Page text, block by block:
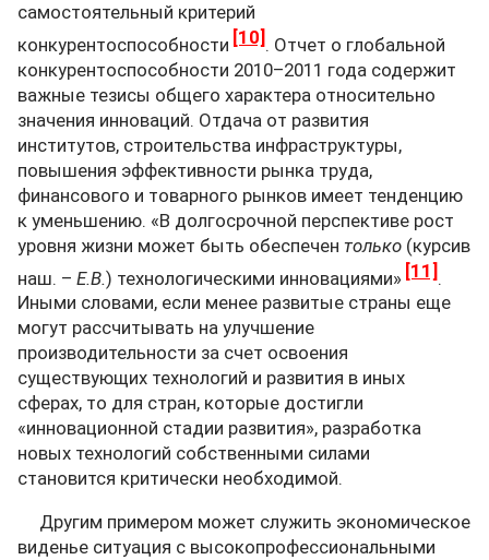
самостоятельный критерий
конкурентоспособности [10] . Отчет о глобальной
конкурентоспособности 2010–2011 года содержит
важные тезисы общего характера относительно
значения инноваций. Отдача от развития
институтов, строительства инфраструктуры,
повышения эффективности рынка труда,
финансового и товарного рынков имеет тенденцию
к уменьшению. «В долгосрочной перспективе рост
уровня жизни может быть обеспечен только (курсив
наш. – Е.В.) технологическими инновациями» [11] .
Иными словами, если менее развитые страны еще
могут рассчитывать на улучшение
производительности за счет освоения
существующих технологий и развития в иных
сферах, то для стран, которые достигли
«инновационной стадии развития», разработка
новых технологий собственными силами
становится критически необходимой.
Другим примером может служить экономическое
виденье ситуация с высокопрофессиональными